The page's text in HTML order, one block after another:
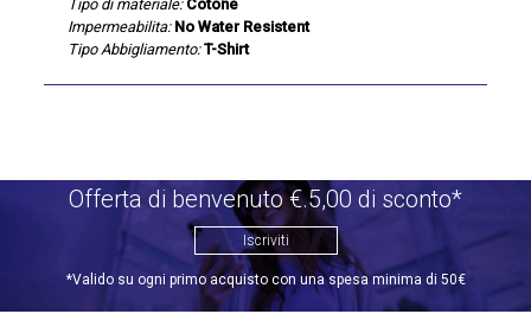
Tipo di materiale: Cotone
Impermeabilita: No Water Resistent
Tipo Abbigliamento: T-Shirt
Offerta di benvenuto €.5,00 di sconto*
Iscriviti
*Valido su ogni primo acquisto con una spesa minima di 50€